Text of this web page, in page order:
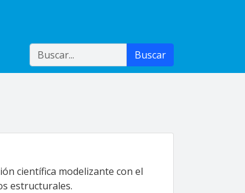
Buscar Buscar
científica modelizante con el
estructurales.